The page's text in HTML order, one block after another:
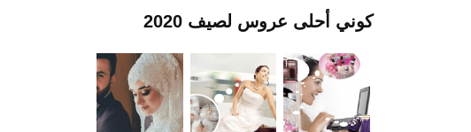
كوني أحلى عروس لصيف 2020